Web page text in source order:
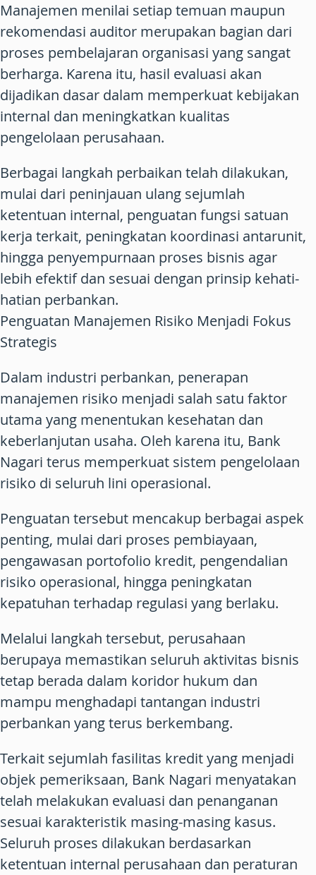
Manajemen menilai setiap temuan maupun
rekomendasi auditor merupakan bagian dari
proses pembelajaran organisasi yang sangat
berharga. Karena itu, hasil evaluasi akan
dijadikan dasar dalam memperkuat kebijakan
internal dan meningkatkan kualitas
pengelolaan perusahaan.
Berbagai langkah perbaikan telah dilakukan,
mulai dari peninjauan ulang sejumlah
ketentuan internal, penguatan fungsi satuan
kerja terkait, peningkatan koordinasi antarunit,
hingga penyempurnaan proses bisnis agar
lebih efektif dan sesuai dengan prinsip kehati-
hatian perbankan.
Penguatan Manajemen Risiko Menjadi Fokus
Strategis
Dalam industri perbankan, penerapan
manajemen risiko menjadi salah satu faktor
utama yang menentukan kesehatan dan
keberlanjutan usaha. Oleh karena itu, Bank
Nagari terus memperkuat sistem pengelolaan
risiko di seluruh lini operasional.
Penguatan tersebut mencakup berbagai aspek
penting, mulai dari proses pembiayaan,
pengawasan portofolio kredit, pengendalian
risiko operasional, hingga peningkatan
kepatuhan terhadap regulasi yang berlaku.
Melalui langkah tersebut, perusahaan
berupaya memastikan seluruh aktivitas bisnis
tetap berada dalam koridor hukum dan
mampu menghadapi tantangan industri
perbankan yang terus berkembang.
Terkait sejumlah fasilitas kredit yang menjadi
objek pemeriksaan, Bank Nagari menyatakan
telah melakukan evaluasi dan penanganan
sesuai karakteristik masing-masing kasus.
Seluruh proses dilakukan berdasarkan
ketentuan internal perusahaan dan peraturan